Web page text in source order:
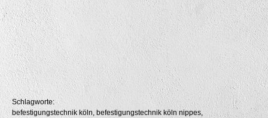
Schlagworte:
befestigungstechnik köln, befestigungstechnik köln nippes,